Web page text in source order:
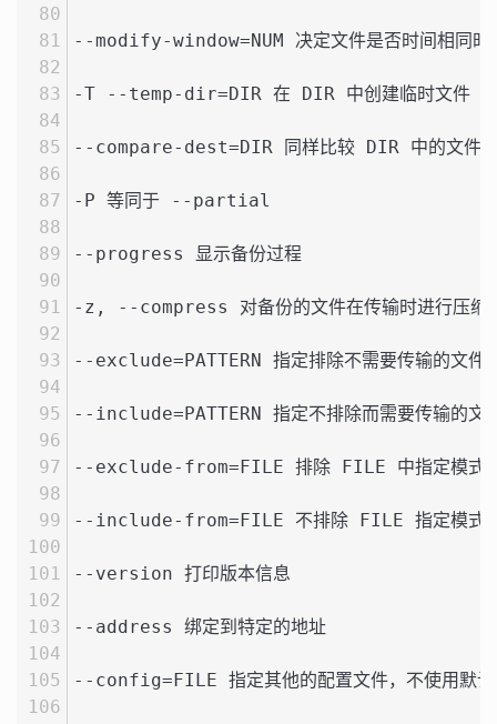
--modify-window=NUM 决定文件是否时间相同时
-T --temp-dir=DIR 在 DIR 中创建临时文件
--compare-dest=DIR 同样比较 DIR 中的文件来
-P 等同于 --partial
--progress 显示备份过程
-z, --compress 对备份的文件在传输时进行压缩
--exclude=PATTERN 指定排除不需要传输的文件
--include=PATTERN 指定不排除而需要传输的文
--exclude-from=FILE 排除 FILE 中指定模式
--include-from=FILE 不排除 FILE 指定模式匹
--version 打印版本信息
--address 绑定到特定的地址
--config=FILE 指定其他的配置文件，不使用